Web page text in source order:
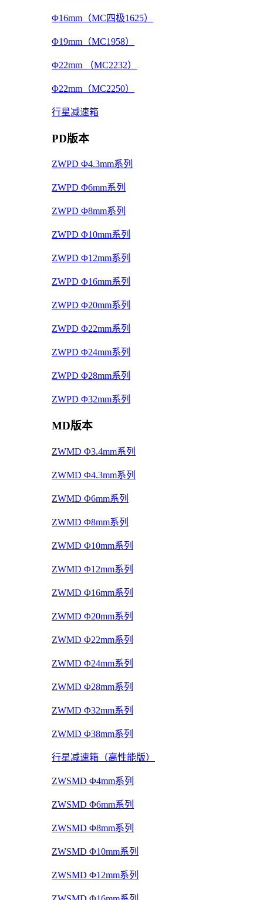
Φ16mm（MC四极1625）
Φ19mm（MC1958）
Φ22mm （MC2232）
Φ22mm（MC2250）
行星减速箱
PD版本
ZWPD Φ4.3mm系列
ZWPD Φ6mm系列
ZWPD Φ8mm系列
ZWPD Φ10mm系列
ZWPD Φ12mm系列
ZWPD Φ16mm系列
ZWPD Φ20mm系列
ZWPD Φ22mm系列
ZWPD Φ24mm系列
ZWPD Φ28mm系列
ZWPD Φ32mm系列
MD版本
ZWMD Φ3.4mm系列
ZWMD Φ4.3mm系列
ZWMD Φ6mm系列
ZWMD Φ8mm系列
ZWMD Φ10mm系列
ZWMD Φ12mm系列
ZWMD Φ16mm系列
ZWMD Φ20mm系列
ZWMD Φ22mm系列
ZWMD Φ24mm系列
ZWMD Φ28mm系列
ZWMD Φ32mm系列
ZWMD Φ38mm系列
行星减速箱（高性能版）
ZWSMD Φ4mm系列
ZWSMD Φ6mm系列
ZWSMD Φ8mm系列
ZWSMD Φ10mm系列
ZWSMD Φ12mm系列